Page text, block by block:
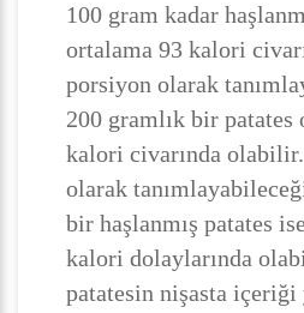
100 gram kadar
ortalama 93 kalori
porsiyon olarak
200 gramlık bir patates
kalori civarında
olarak
bir haşlanmış patates
kalori dolaylarında
patatesin nişasta